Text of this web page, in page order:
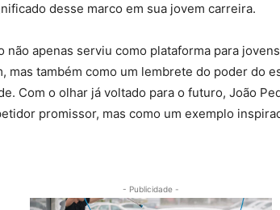
desse marco em sua jovem carreira.
não apenas serviu como plataforma para
mas também como um lembrete do poder do
Com o olhar já voltado para o futuro, João
promissor, mas como um exemplo
- Publicidade -